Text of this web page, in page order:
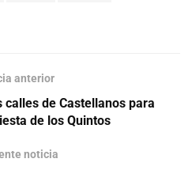
anterior
calles de Castellanos para
de los Quintos
noticia